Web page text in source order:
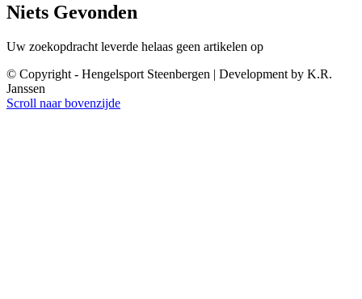
Niets Gevonden
Uw zoekopdracht leverde helaas geen artikelen op
© Copyright - Hengelsport Steenbergen | Development by K.R.
Janssen
Scroll naar bovenzijde